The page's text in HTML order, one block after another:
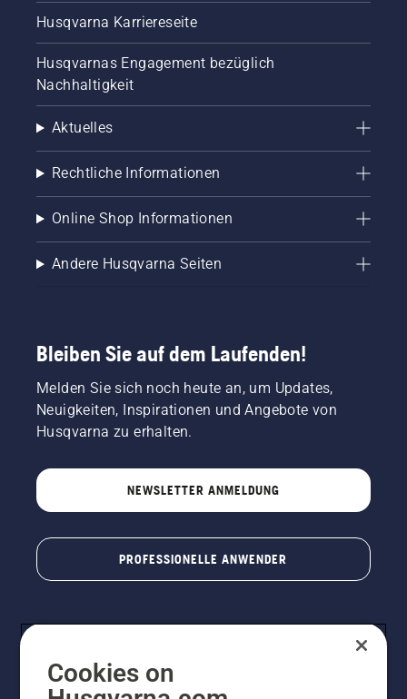
Husqvarna Karriereseite
Husqvarnas Engagement bezüglich
Nachhaltigkeit
Aktuelles
Rechtliche Informationen
Online Shop Informationen
Andere Husqvarna Seiten
Bleiben Sie auf dem Laufenden!
Melden Sie sich noch heute an, um Updates,
Neuigkeiten, Inspirationen und Angebote von
Husqvarna zu erhalten.
NEWSLETTER ANMELDUNG
PROFESSIONELLE ANWENDER
Cookies on